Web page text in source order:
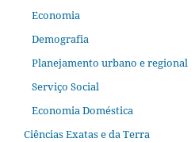
Economia
Demografia
Planejamento urbano e regional
Serviço Social
Economia Doméstica
Ciências Exatas e da Terra